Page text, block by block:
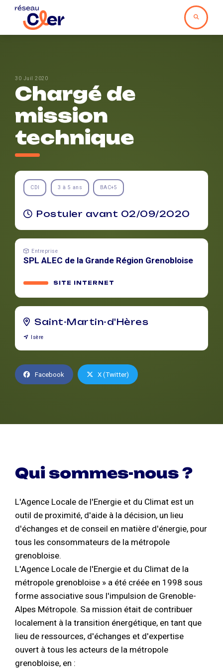
30 Juil 2020
Chargé de
mission
technique
CDI 3 à 5 ans BAC+5
Postuler avant 02/09/2020
Entreprise
SPL ALEC de la Grande Région Grenobloise
SITE INTERNET
Saint-Martin-d'Hères
Isère
Facebook X (Twitter)
Qui sommes-nous ?
L'Agence Locale de l'Energie et du Climat est un
outil de proximité, d'aide à la décision, un lieu
d'échanges et de conseil en matière d'énergie, pour
tous les consommateurs de la métropole
grenobloise.
L'Agence Locale de l'Energie et du Climat de la
métropole grenobloise » a été créée en 1998 sous
forme associative sous l'impulsion de Grenoble-
Alpes Métropole. Sa mission était de contribuer
localement à la transition énergétique, en tant que
lieu de ressources, d'échanges et d'expertise
ouvert à tous les acteurs de la métropole
grenobloise, en :